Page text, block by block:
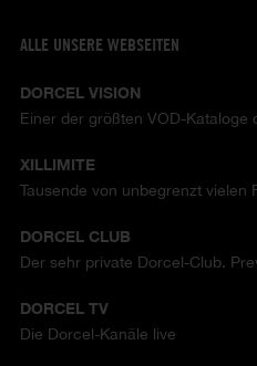
ALLE UNSERE WEBSEITEN
DORCEL VISION
Einer der größten VOD-Kataloge
XILLIMITE
Tausende von unbegrenzt vielen
DORCEL CLUB
Der sehr private Dorcel-Club.
DORCEL TV
Die Dorcel-Kanäle live